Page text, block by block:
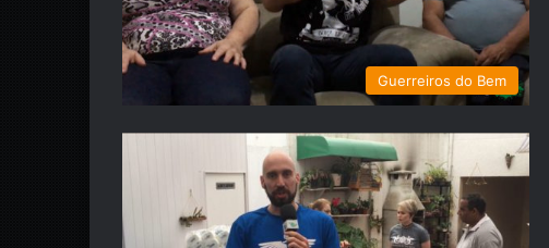
Guerreiros do Bem